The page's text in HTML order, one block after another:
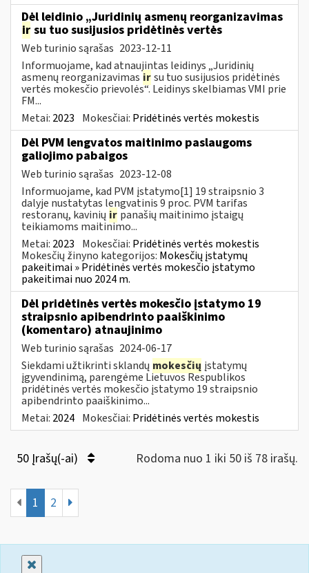
Dėl leidinio „Juridinių asmenų reorganizavimas
ir su tuo susijusios pridėtinės vertės
Web turinio sąrašas 2023-12-11
Informuojame, kad atnaujintas leidinys „Juridinių
asmenų reorganizavimas irsu tuo susijusios pridėtinės
vertės mokesčio prievolės“. Leidinys skelbiamas VMI prie
FM...
Metai: 2023 Mokesčiai: Pridėtinės vertės mokestis
Dėl PVM lengvatos maitinimo paslaugoms
galiojimo pabaigos
Web turinio sąrašas 2023-12-08
Informuojame, kad PVM įstatymo[1] 19 straipsnio 3
dalyje nustatytas lengvatinis 9 proc. PVM tarifas
restoranų, kavinių ir panašių maitinimo įstaigų
teikiamoms maitinimo...
Metai: 2023 Mokesčiai: Pridėtinės vertės mokestis
Mokesčių žinyno kategorijos: Mokesčių įstatymų
pakeitimai » Pridėtinės vertės mokesčio įstatymo
pakeitimai nuo 2024 m.
Dėl pridėtinės vertės mokesčio įstatymo 19
straipsnio apibendrinto paaiškinimo
(komentaro) atnaujinimo
Web turinio sąrašas 2024-06-17
Siekdami užtikrinti sklandų mokesčių įstatymų
įgyvendinimą, parengėme Lietuvos Respublikos
pridėtinės vertės mokesčio įstatymo 19 straipsnio
apibendrinto paaiškinimo...
Metai: 2024 Mokesčiai: Pridėtinės vertės mokestis
50 Įrašų(-ai) Rodoma nuo 1 iki 50 iš 78 irašų.
1 2